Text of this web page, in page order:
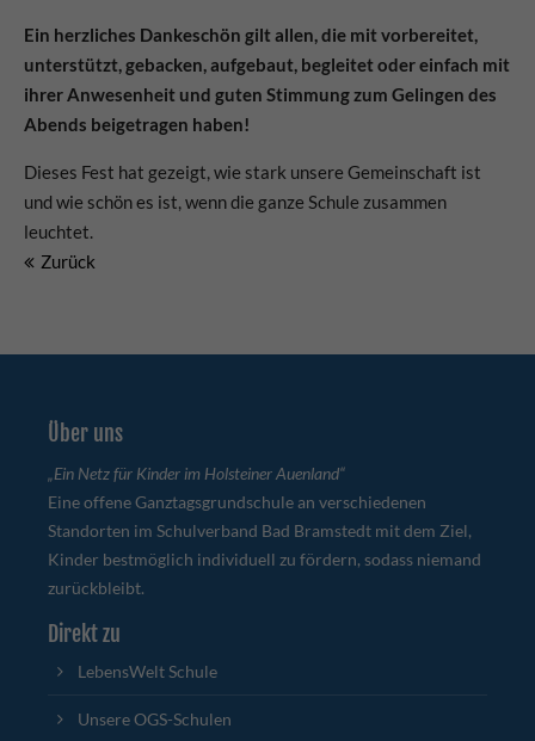
Lorem ipsum dolor sit amet, consectetuer adipiscing elit.
Aenean commodo ligula eget dolor. Aenean massa. Cum
sociis natoque penatibus et magnis dis parturient
ultricies nec.
Ein herzliches Dankeschön gilt allen, die mit vorbereitet,
unterstützt, gebacken, aufgebaut, begleitet oder einfach mit
ihrer Anwesenheit und guten Stimmung zum Gelingen des
Abends beigetragen haben!
Dieses Fest hat gezeigt, wie stark unsere Gemeinschaft ist
und wie schön es ist, wenn die ganze Schule zusammen
leuchtet.
Zurück
Über uns
„Ein Netz für Kinder im Holsteiner Auenland“
Eine offene Ganztagsgrundschule an verschiedenen
Standorten im Schulverband Bad Bramstedt mit dem Ziel,
Kinder bestmöglich individuell zu fördern, sodass niemand
zurückbleibt.
Direkt zu
LebensWelt Schule
Unsere OGS-Schulen